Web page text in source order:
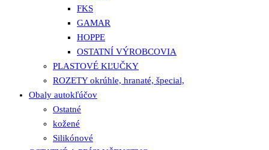
FKS
GAMAR
HOPPE
OSTATNÍ VÝROBCOVIA
PLASTOVÉ KĽUČKY
ROZETY okrúhle, hranaté, špecial,
Obaly autokľúčov
Ostatné
kožené
Silikónové